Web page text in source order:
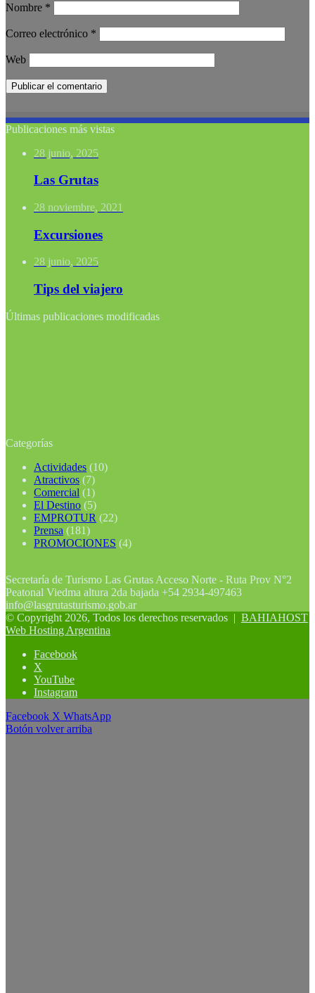
Nombre *
Correo electrónico *
Web
Publicaciones más vistas
28 junio, 2025
Las Grutas
28 noviembre, 2021
Excursiones
28 junio, 2025
Tips del viajero
Últimas publicaciones modificadas
Categorías
Actividades (10)
Atractivos (7)
Comercial (1)
El Destino (5)
EMPROTUR (22)
Prensa (181)
PROMOCIONES (4)
Secretaría de Turismo Las Grutas Acceso Norte - Ruta Prov N°2
Peatonal Viedma altura 2da bajada +54 2934-497463
info@lasgrutasturismo.gob.ar
© Copyright 2026, Todos los derechos reservados | BAHIAHOST
Web Hosting Argentina
Facebook
X
YouTube
Instagram
Facebook X WhatsApp
Botón volver arriba